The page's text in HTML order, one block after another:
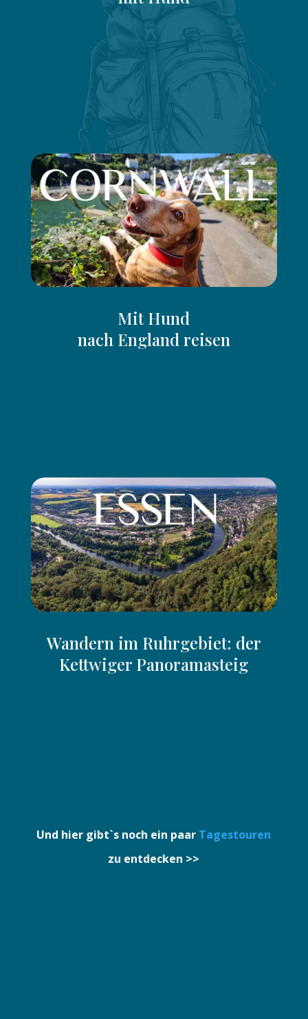
Erlebt diese fantastische Reise mit uns >>
Mit Hund
nach England reisen
Wandern im Ruhrgebiet: der
Kettwiger Panoramasteig
Und hier gibt`s noch ein paar Tagestouren
zu entdecken >>